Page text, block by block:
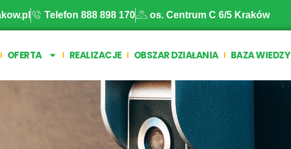
Telefon 888 898 170 os. Centrum C 6/5 Kraków
OFERTA REALIZACJE OBSZAR DZIAŁANIA BAZA WIEDZY